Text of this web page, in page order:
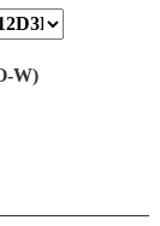
W)